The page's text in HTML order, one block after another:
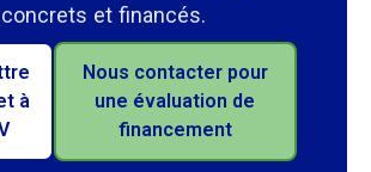
concrets et financés.
à
Nous contacter pour
une évaluation de
financement